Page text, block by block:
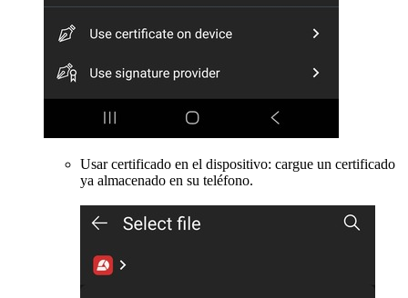
Usar certificado en el dispositivo: cargue un certificado
ya almacenado en su teléfono.